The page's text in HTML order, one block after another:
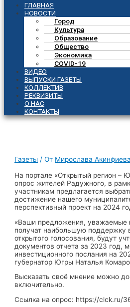
ГЛАВНАЯ
НОВОСТИ
Город
Культура
Образование
Общество
Экономика
COVID-19
ВИДЕО
ВЫПУСКИ ГАЗЕТЫ
КОЛЛЕКТИВ
РЕКВИЗИТЫ
О НАС
КОНТАКТЫ
Газеты / От Мирослава Акинфиева
На портале «Открытый регион –
опрос жителей Радужного, в
участникам предлагается
достижение нашего
перспективный проект на 2024
«Ваши предложения, уважаемые
получат наибольшую поддержку
открытого голосования, будут
документов отчета за 2023 год,
инвестиционного послания на
губернатор Югры Наталья
Высказать своё мнение можно
включительно.
Ссылка на опрос: https://clck.ru/